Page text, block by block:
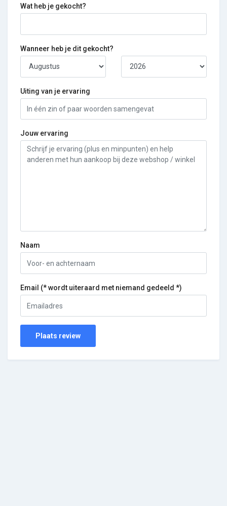
Wat heb je gekocht?
Wanneer heb je dit gekocht?
Uiting van je ervaring
Jouw ervaring
Naam
Email (* wordt uiteraard met niemand gedeeld *)
Plaats review